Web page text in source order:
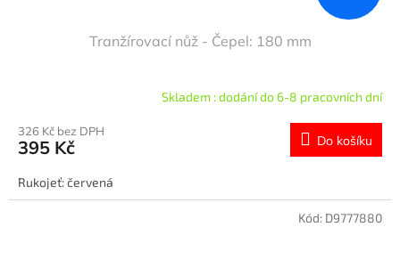
Tranžírovací nůž - Čepel: 180 mm
Skladem : dodání do 6-8 pracovních dní
326 Kč bez DPH
395 Kč Do košíku
Rukojeť: červená
Kód: D9777880